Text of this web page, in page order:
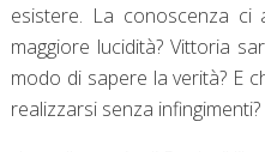
esistere. La conoscenza ci
maggiore lucidità? Vittoria
modo di sapere la verità? E
realizzarsi senza infingimenti?